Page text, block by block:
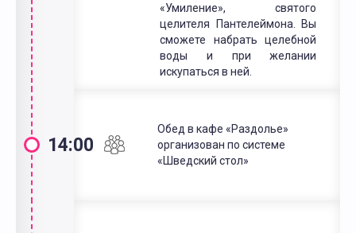
«Умиление», святого
целителя Пантелеймона. Вы
сможете набрать целебной
воды и при желании
искупаться в ней.
14:00
Обед в кафе «Раздолье»
организован по системе
«Шведский стол»